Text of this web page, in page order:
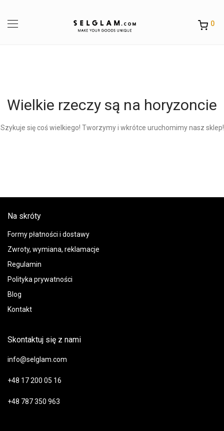
0
Wielkie rzeczy są na horyzoncie
Szykuje się coś wielkiego! Tworzymy i wkrótce uruchomimy nasz sklep!
Na skróty
Formy płatności i dostawy
Zwroty, wymiana, reklamacje
Regulamin
Polityka prywatności
Blog
Kontakt
Skontaktuj się z nami
info@selglam.com
+48 17 200 05 16
+48 787 350 963